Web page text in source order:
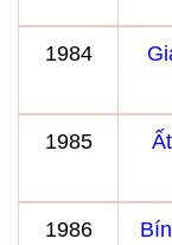
1984
1985
1986